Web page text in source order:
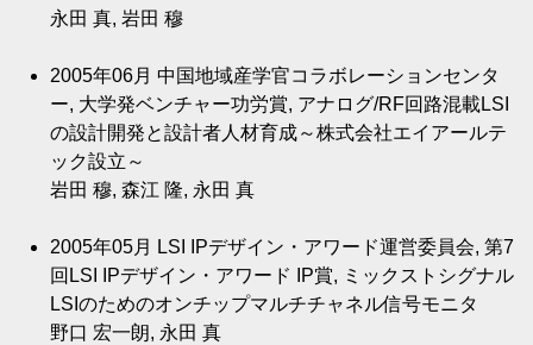
永田 真, 岩田 穆
2005年06月 中国地域産学官コラボレーションセンタ
ー, 大学発ベンチャー功労賞, アナログ/RF回路混載LSI
の設計開発と設計者人材育成～株式会社エイアールテ
ック設立～
岩田 穆, 森江 隆, 永田 真
2005年05月
LSI IPデザイン・アワード運営委員会, 第7
回LSI IPデザイン・アワード IP賞, ミックストシグナル
LSIのためのオンチップマルチチャネル信号モニタ
野口 宏一朗, 永田 真